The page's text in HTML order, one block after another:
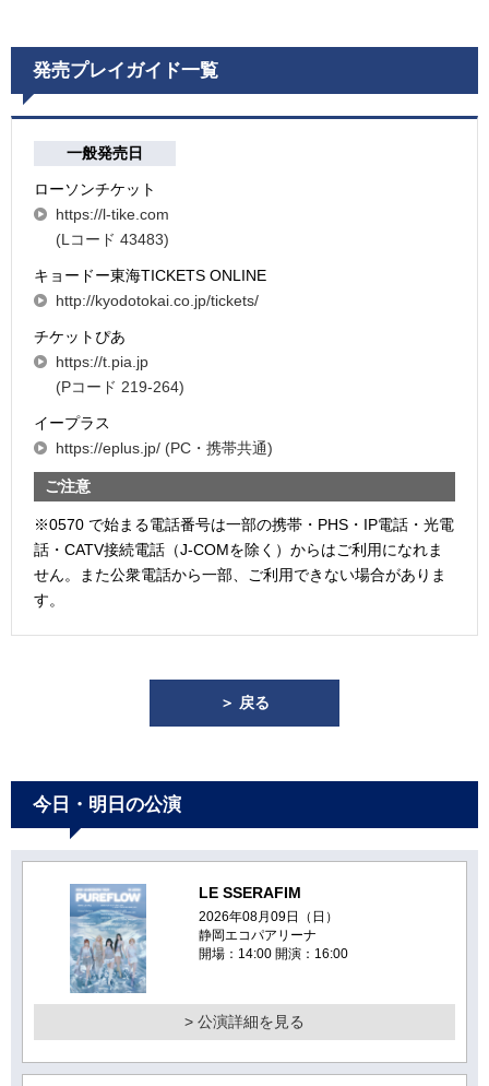
発売プレイガイド一覧
一般発売日
ローソンチケット
https://l-tike.com
(Lコード 43483)
キョードー東海TICKETS ONLINE
http://kyodotokai.co.jp/tickets/
チケットぴあ
https://t.pia.jp
(Pコード 219-264)
イープラス
https://eplus.jp/ (PC・携帯共通)
ご注意
※0570 で始まる電話番号は一部の携帯・PHS・IP電話・光電
話・CATV接続電話（J-COMを除く）からはご利用になれま
せん。また公衆電話から一部、ご利用できない場合がありま
す。
＞ 戻る
今日・明日の公演
LE SSERAFIM
2026年08月09日（日）
静岡エコパアリーナ
開場：14:00 開演：16:00
> 公演詳細を見る